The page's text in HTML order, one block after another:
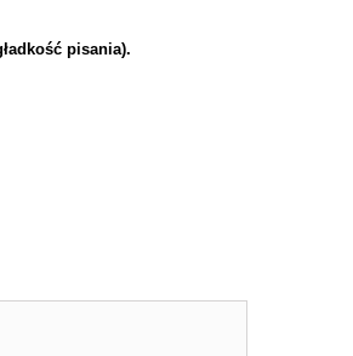
pisania).